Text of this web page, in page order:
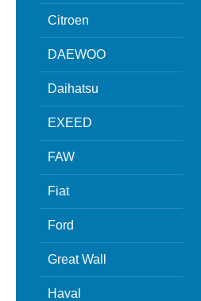
Citroen
DAEWOO
Daihatsu
EXEED
FAW
Fiat
Ford
Great Wall
Haval